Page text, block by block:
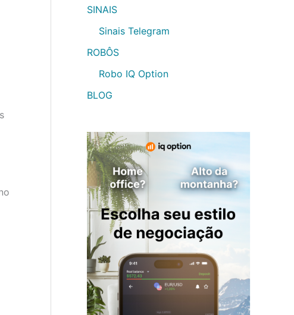
SINAIS
Sinais Telegram
ROBÔS
Robo IQ Option
BLOG